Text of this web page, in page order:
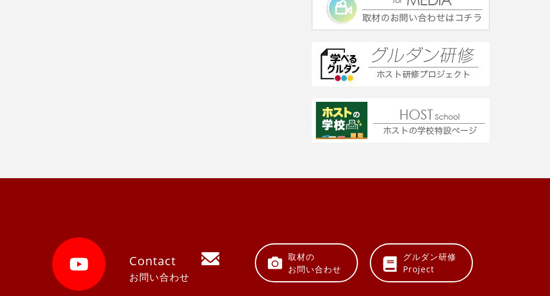
Contact
お問い合わせ
取材の
お問い合わせ
グルダン研修
Project